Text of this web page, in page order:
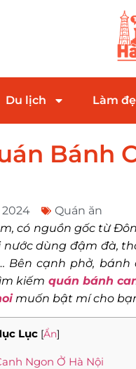
Du lịch Làm
Bánh
2024
Quán ăn
có nguồn gốc từ
dùng đậm đà,
Bên cạnh phở,
kiếm quán bánh
muốn bật mí cho
Lục [Ẩn]
Ngon Ở Hà Nội